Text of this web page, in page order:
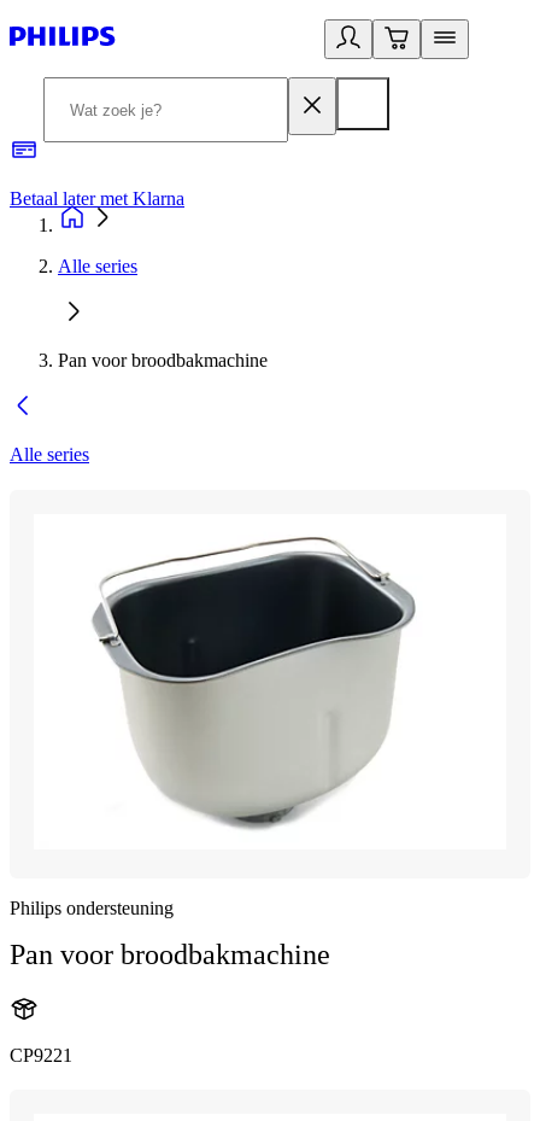
Betaal later met Klarna
Alle series
Pan voor broodbakmachine
Alle series
Philips ondersteuning
Pan voor broodbakmachine
CP9221